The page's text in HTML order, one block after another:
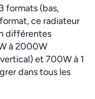
formats (bas,
ce radiateur
différentes
à 2000W
et 700W à 1
dans tous les